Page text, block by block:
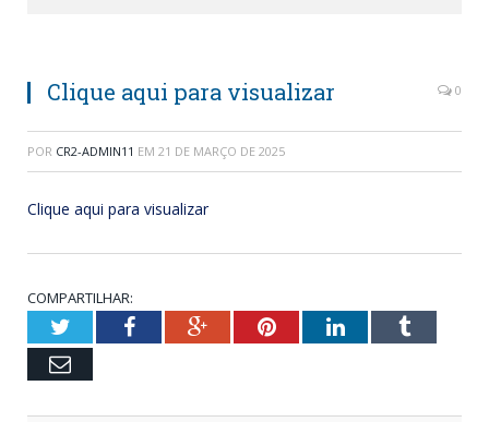
Clique aqui para visualizar 0
POR CR2-ADMIN11 EM 21 DE MARÇO DE 2025
Clique aqui para visualizar
COMPARTILHAR:
TwitterFacebookGoogle+PinterestLinkedInTumblr
Email